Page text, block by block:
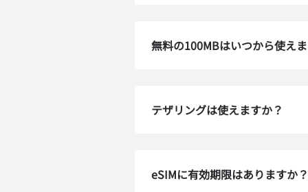
無料の100MBはいつから使え
テザリングは使えますか？
eSIMに有効期限はありますか？
that